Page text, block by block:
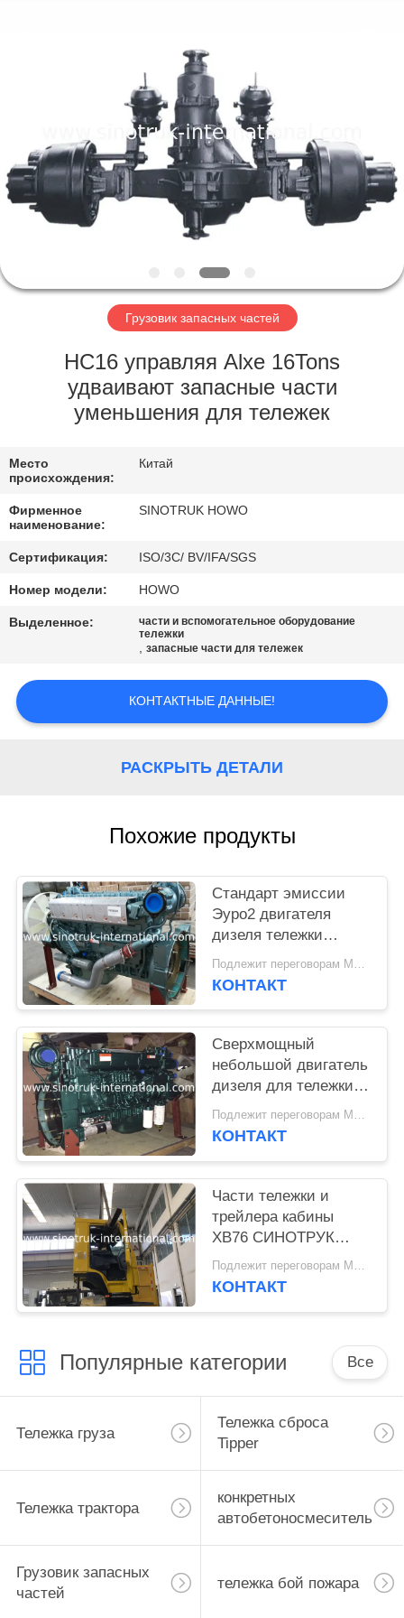
ПРОДУКТЫ
О
ЭКСКУРСИЯ
ЗАВОДУ
КОНТРОЛЬ
СВЯЖИТЕСЬ
С
НАМИ
ЗАПРОСИТЕ
КАРТА
САЙТА
Грузовик запасных частей
HC16 управляя Alxe 16Tons
удваивают запасные части
уменьшения для тележек
Место
происхождения:
Китай
Фирменное
наименование:
SINOTRUK HOWO
Сертификация: ISO/3C/ BV/IFA/SGS
Номер модели: HOWO
Выделенное:
части и вспомогательное оборудование
тележки
,запасные части для тележек
КОНТАКТНЫЕ ДАННЫЕ!
РАСКРЫТЬ ДЕТАЛИ
Похожие продукты
Стандарт эмиссии
Эуро2 двигателя
дизеля тележки
ВД615.47 371ХП
сверхмощный
Подлежит переговорам MOQ:1 ЕДИНИЦА
КОНТАКТ
Сверхмощный
небольшой двигатель
дизеля для тележки,
самого сильного
дизеля двигателя
Подлежит переговорам MOQ:1 ЕДИНИЦА
КОНТАКТ
Части тележки и
трейлера кабины
ХВ76 СИНОТРУК
ХОВО с одиночной
койкой А/К
Подлежит переговорам MOQ:1 ЕДИНИЦА
КОНТАКТ
Популярные категории Все
Тележка груза
Тележка сброса
Tipper
Тележка трактора
конкретных
автобетоносмеситель
Грузовик запасных
частей
тележка бой пожара